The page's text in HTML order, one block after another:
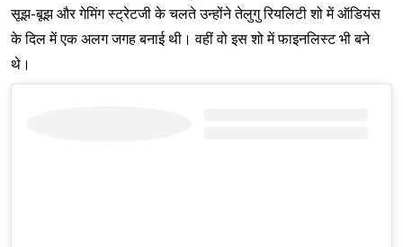
सूझ-बूझ और गेमिंग स्ट्रेटजी के चलते उन्होंने तेलुगु रियलिटी शो में ऑडियंस
के दिल में एक अलग जगह बनाई थी। वहीं वो इस शो में फाइनलिस्ट भी बने
थे।